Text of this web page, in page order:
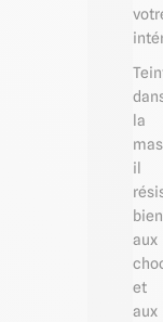
la
il
bien
aux
et
aux